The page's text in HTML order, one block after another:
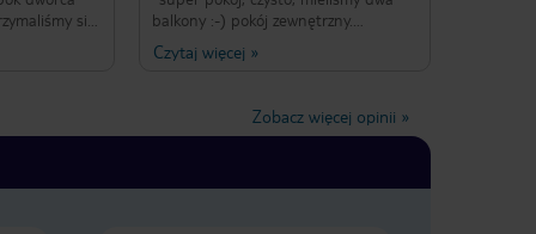
się
short-
spacerem
mi się na
zabawy
balkony :-) pokój zewnętrzny.
*rewelacyjny personel, bardzo
pomocny *idealne położenie
z oknami do wewnątrz (widoczne
pokoje z korytarza).
Czytaj więcej »
Zobacz więcej opinii »